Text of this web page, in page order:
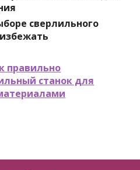
сверлильного
правильно
станок для